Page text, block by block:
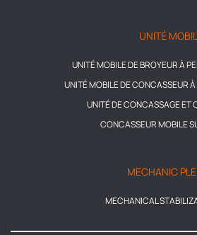
UNITÉ
UNITÉ MOBILE DE BROYEUR À
UNITÉ MOBILE DE CONCASSEUR
UNITÉ DE CONCASSAGE ET
CONCASSEUR MOBILE
MECHANIC
MECHANICAL